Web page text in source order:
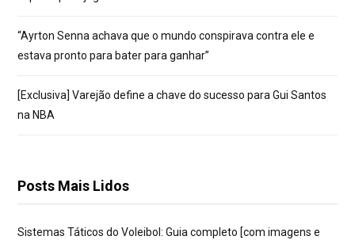
“Ayrton Senna achava que o mundo conspirava contra ele e
estava pronto para bater para ganhar”
[Exclusiva] Varejão define a chave do sucesso para Gui Santos
na NBA
Posts Mais Lidos
Sistemas Táticos do Voleibol: Guia completo [com imagens e